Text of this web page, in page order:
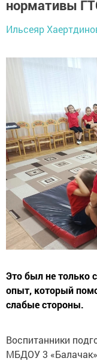
нормативы
Ильсеяр
Это был не только
опыт, который
слабые стороны.
Воспитанники
МБДОУ 3